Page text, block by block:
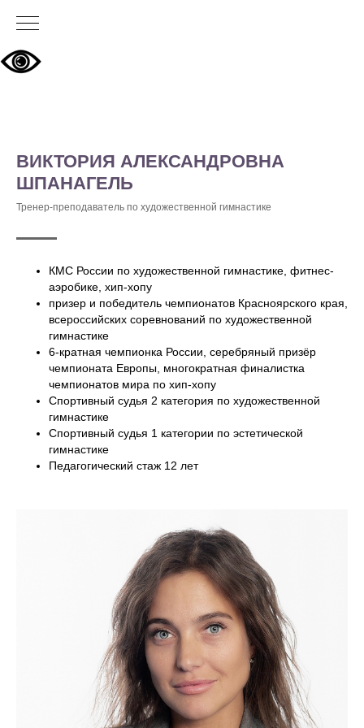
ВИКТОРИЯ АЛЕКСАНДРОВНА
ШПАНАГЕЛЬ
Тренер-преподаватель по художественной гимнастике
КМС России по художественной гимнастике, фитнес-
аэробике, хип-хопу
призер и победитель чемпионатов Красноярского края,
всероссийских соревнований по художественной
гимнастике
6-кратная чемпионка России, серебряный призёр
чемпионата Европы, многократная финалистка
чемпионатов мира по хип-хопу
Спортивный судья 2 категория по художественной
гимнастике
Спортивный судья 1 категории по эстетической
гимнастике
Педагогический стаж 12 лет